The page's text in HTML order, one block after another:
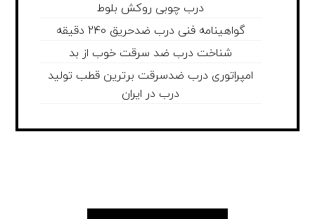
درب چوبی روکش بلوط
گواهینامه فنی درب ضدحریق 240 دقیقه
شناخت درب ضد سرقت خوب از بد
امپراتوری درب ضدسرقت برترین قطب تولید
درب در ایران